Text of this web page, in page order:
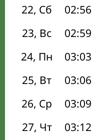
22, Сб
02:56
23, Вс
02:59
24, Пн
03:03
25, Вт
03:06
26, Ср
03:09
27, Чт
03:12